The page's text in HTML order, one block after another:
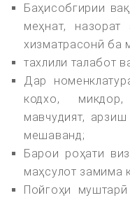
Баҳисобгирии
меҳнат,
хизматрасонӣ ба
тахлили талабот
Дар
кодхо,
мавчудият,
мешаванд;
Барои роҳати
маҳсулот замима
Пойгоҳи